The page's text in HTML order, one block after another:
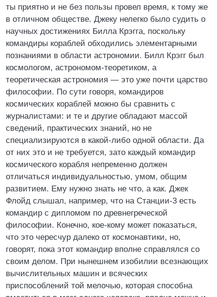
ты приятно и не без пользы провел время, к тому же
в отличном обществе. Джеку нелегко было судить о
научных достижениях Билла Крэгга, поскольку
командиры кораблей обходились элементарными
познаниями в области астрономии. Билл Крэгг был
космологом, астрономом-теоретиком, а
теоретическая астрономия — это уже почти царство
философии. По сути говоря, командиров
космических кораблей можно бы сравнить с
журналистами: и те и другие обладают массой
сведений, практических знаний, но не
специализируются в какой-либо одной области. Да
от них это и не требуется, зато каждый командир
космического корабля непременно должен
отличаться индивидуальностью, умом, общим
развитием. Ему нужно знать не что, а как. Джек
Флойд слышал, например, что на Станции-3 есть
командир с дипломом по древнегреческой
философии. Конечно, кое-кому может показаться,
что это чересчур далеко от космонавтики, но,
говорят, пока этот командир вполне справлялся со
своим делом. При нынешнем изобилии всезнающих
вычислительных машин и всяческих
приспособлений той мелочью, которая способна